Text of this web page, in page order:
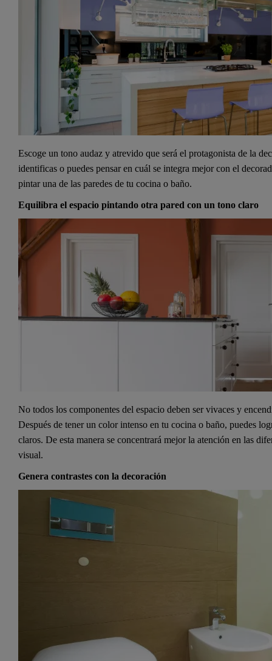
Escoge un tono audaz y atrevido que será el protagonista de la
identificas o puedes pensar en cuál se integra mejor con el
pintar una de las paredes de tu cocina o baño.
Equilibra el espacio pintando otra pared con un tono claro
No todos los componentes del espacio deben ser vivaces y
Después de tener un color intenso en tu cocina o baño, puedes
claros. De esta manera se concentrará mejor la atención en las
visual.
Genera contrastes con la decoración